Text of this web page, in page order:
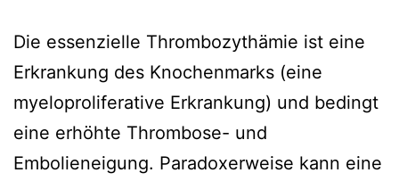
Die essenzielle Thrombozythämie ist eine
Erkrankung des Knochenmarks (eine
myeloproliferative Erkrankung) und bedingt
eine erhöhte Thrombose- und
Embolieneigung. Paradoxerweise kann eine